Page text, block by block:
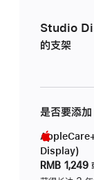
Studio
的支架
是否要添
Display)
RMB 1,249